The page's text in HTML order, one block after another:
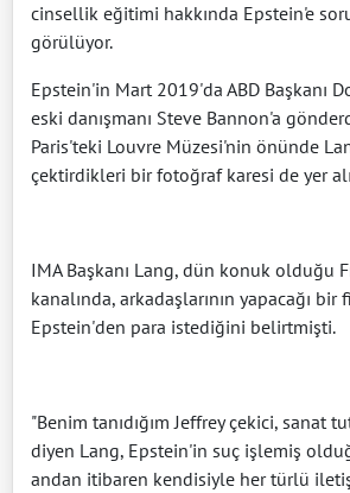
cinsellik eğitimi hakkında Epstein'e
görülüyor.
Epstein'in Mart 2019'da ABD Başkanı
eski danışmanı Steve Bannon'a
Paris'teki Louvre Müzesi'nin önünde
çektirdikleri bir fotoğraf karesi de yer
IMA Başkanı Lang, dün konuk olduğu
kanalında, arkadaşlarının yapacağı bir
Epstein'den para istediğini belirtmişti.
"Benim tanıdığım Jeffrey çekici, sanat
diyen Lang, Epstein'in suç işlemiş
andan itibaren kendisiyle her türlü